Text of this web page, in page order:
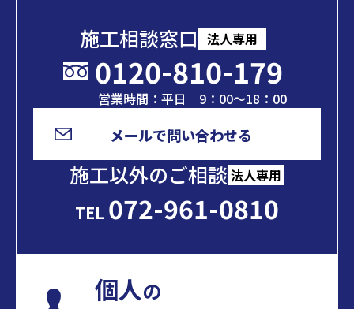
施工相談窓口 法人専用
0120-810-179
営業時間：平日 9：00～18：00
メールで問い合わせる
施工以外のご相談 法人専用
TEL 072-961-0810
個人の